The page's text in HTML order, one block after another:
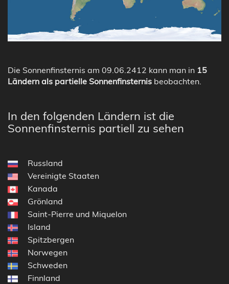
Die Sonnenfinsternis am 09.06.2412 kann man in 15
Ländern als partielle Sonnenfinsternis beobachten.
In den folgenden Ländern ist die
Sonnenfinsternis partiell zu sehen
Russland
Vereinigte Staaten
Kanada
Grönland
Saint-Pierre und Miquelon
Island
Spitzbergen
Norwegen
Schweden
Finnland